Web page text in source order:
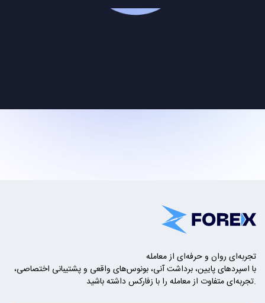
تجربه‌ای روان و حرفه‌ای از معامله
با اسپردهای پایین، برداشت آنی، بونوس‌های واقعی و پشتیبانی اختصاصی،
تجربه‌ای متفاوت از معامله را با زفارکس داشته باشید.